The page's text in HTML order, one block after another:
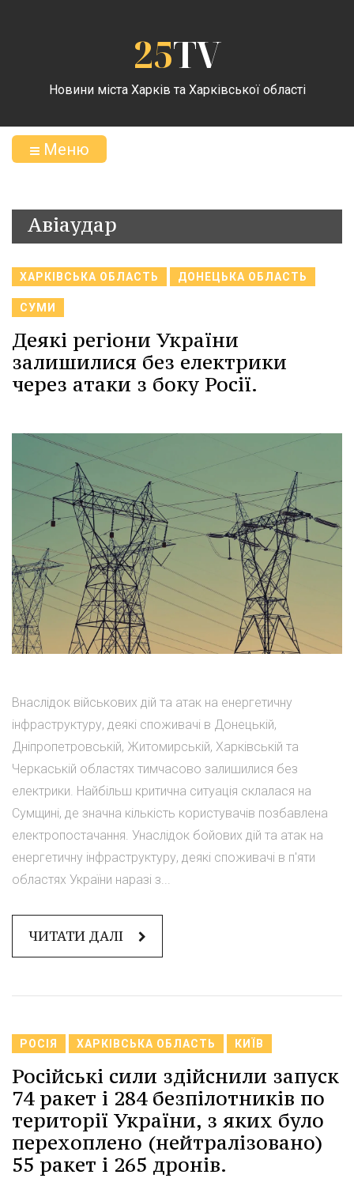
25TV
Новини міста Харків та Харківської області
Меню
Авіаудар
ХАРКІВСЬКА ОБЛАСТЬ ДОНЕЦЬКА ОБЛАСТЬ
СУМИ
Деякі регіони України
залишилися без електрики
через атаки з боку Росії.
Внаслідок військових дій та атак на енергетичну
інфраструктуру, деякі споживачі в Донецькій,
Дніпропетровській, Житомирській, Харківській та
Черкаській областях тимчасово залишилися без
електрики. Найбільш критична ситуація склалася на
Сумщині, де значна кількість користувачів позбавлена
електропостачання. Унаслідок бойових дій та атак на
енергетичну інфраструктуру, деякі споживачі в п'яти
областях України наразі з...
ЧИТАТИ ДАЛІ
РОСІЯ ХАРКІВСЬКА ОБЛАСТЬ КИЇВ
Російські сили здійснили запуск
74 ракет і 284 безпілотників по
території України, з яких було
перехоплено (нейтралізовано)
55 ракет і 265 дронів.